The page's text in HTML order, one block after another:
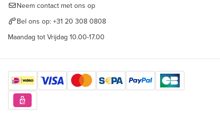
Neem contact met ons op
Bel ons op: +31 20 308 0808
Maandag tot Vrijdag 10.00-17.00